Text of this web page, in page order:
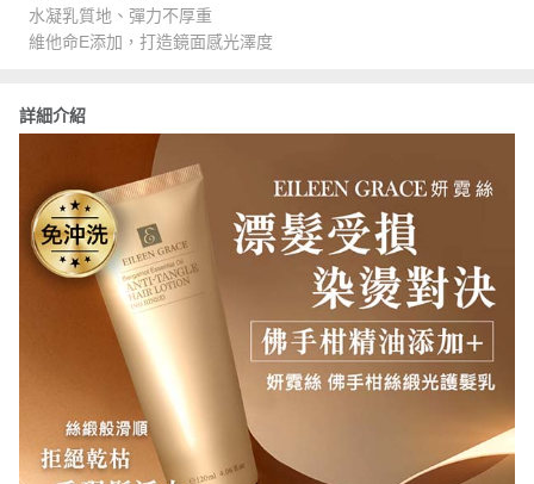
水凝乳質地、彈力不厚重
維他命E添加，打造鏡面感光澤度
詳細介紹